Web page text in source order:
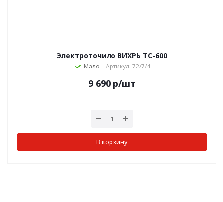
Электроточило ВИХРЬ ТС-600
Мало Артикул: 72/7/4
9 690 р/шт
В корзину